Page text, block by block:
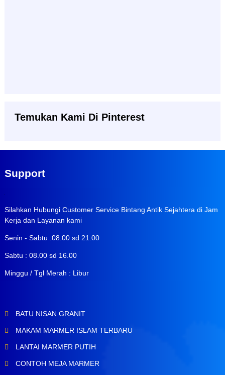
Temukan Kami Di Pinterest
Support
Silahkan Hubungi Customer Service Bintang Antik Sejahtera di Jam
Kerja dan Layanan kami
Senin - Sabtu :08.00 sd 21.00
Sabtu : 08.00 sd 16.00
Minggu / Tgl Merah : Libur
BATU NISAN GRANIT
MAKAM MARMER ISLAM TERBARU
LANTAI MARMER PUTIH
CONTOH MEJA MARMER